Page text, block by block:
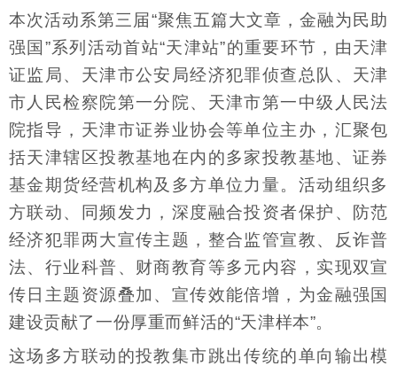
本次活动系第三届“聚焦五篇大文章，金融为民助
强国”系列活动首站“天津站”的重要环节，由天津
证监局、天津市公安局经济犯罪侦查总队、天津
市人民检察院第一分院、天津市第一中级人民法
院指导，天津市证券业协会等单位主办，汇聚包
括天津辖区投教基地在内的多家投教基地、证券
基金期货经营机构及多方单位力量。活动组织多
方联动、同频发力，深度融合投资者保护、防范
经济犯罪两大宣传主题，整合监管宣教、反诈普
法、行业科普、财商教育等多元内容，实现双宣
传日主题资源叠加、宣传效能倍增，为金融强国
建设贡献了一份厚重而鲜活的“天津样本”。
这场多方联动的投教集市跳出传统的单向输出模